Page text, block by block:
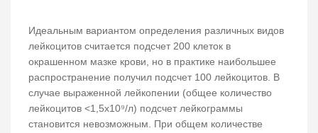
Идеальным вариантом определения различных видов
лейкоцитов считается подсчет 200 клеток в
окрашенном мазке крови, но в практике наибольшее
распространение получил подсчет 100 лейкоцитов. В
случае выраженной лейкопении (общее количество
лейкоцитов <1,5х10⁹/л) подсчет лейкограммы
становится невозможным. При общем количестве